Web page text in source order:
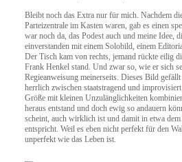
Bleibt noch das Extra nur für mich. Nachdem
Parteizentrale im Kasten waren, gab es einen
war noch da, das Podest auch und meine Idee,
einverstanden mit einem Solobild, einem
Der Tisch kam von rechts, jemand rückte eilig
Frank Henkel stand. Und zwar so, wie er sich
Regieanweisung meinerseits. Dieses Bild
herrlich zwischen staatstragend und
Größe mit kleinen Unzulänglichkeiten
heraus entstand und doch ewig so andauern
scheint, auch wirklich ist und damit in etwa
entspricht. Weil es eben nicht perfekt für den
unperfekt wie das Leben ist.